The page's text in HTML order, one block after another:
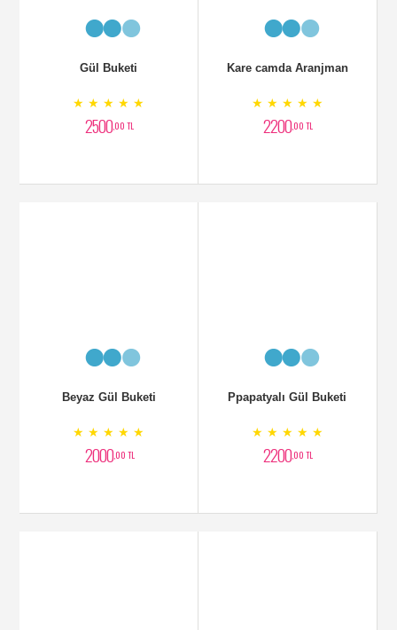
Gül Buketi
★ ★ ★ ★ ★
2500,00 TL
Kare camda Aranjman
★ ★ ★ ★ ★
2200,00 TL
Beyaz Gül Buketi
★ ★ ★ ★ ★
2000,00 TL
Ppapatyalı Gül Buketi
★ ★ ★ ★ ★
2200,00 TL